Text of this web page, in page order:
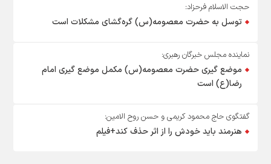
حجت الاسلام فرحزاد:
توسل به حضرت معصومه(س) گره‌گشای مشکلات است
نماینده مجلس خبرگان رهبری:
موضع گیری حضرت معصومه(س) مکمل موضع گیری امام
رضا(ع) است
گفتگوی حاج محمود کریمی و حسن روح الامین:
هنرمند باید خودش را از اثر حذف کند+فیلم